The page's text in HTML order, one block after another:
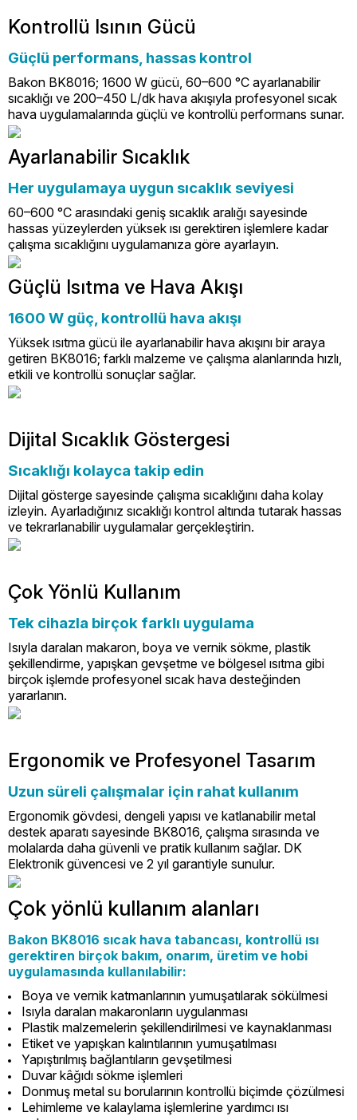
Kontrollü Isının Gücü
Güçlü performans, hassas kontrol
Bakon BK8016; 1600 W gücü, 60–600 °C ayarlanabilir
sıcaklığı ve 200–450 L/dk hava akışıyla profesyonel sıcak
hava uygulamalarında güçlü ve kontrollü performans sunar.
Ayarlanabilir Sıcaklık
Her uygulamaya uygun sıcaklık seviyesi
60–600 °C arasındaki geniş sıcaklık aralığı sayesinde
hassas yüzeylerden yüksek ısı gerektiren işlemlere kadar
çalışma sıcaklığını uygulamanıza göre ayarlayın.
Güçlü Isıtma ve Hava Akışı
1600 W güç, kontrollü hava akışı
Yüksek ısıtma gücü ile ayarlanabilir hava akışını bir araya
getiren BK8016; farklı malzeme ve çalışma alanlarında hızlı,
etkili ve kontrollü sonuçlar sağlar.
Dijital Sıcaklık Göstergesi
Sıcaklığı kolayca takip edin
Dijital gösterge sayesinde çalışma sıcaklığını daha kolay
izleyin. Ayarladığınız sıcaklığı kontrol altında tutarak hassas
ve tekrarlanabilir uygulamalar gerçekleştirin.
Çok Yönlü Kullanım
Tek cihazla birçok farklı uygulama
Isıyla daralan makaron, boya ve vernik sökme, plastik
şekillendirme, yapışkan gevşetme ve bölgesel ısıtma gibi
birçok işlemde profesyonel sıcak hava desteğinden
yararlanın.
Ergonomik ve Profesyonel Tasarım
Uzun süreli çalışmalar için rahat kullanım
Ergonomik gövdesi, dengeli yapısı ve katlanabilir metal
destek aparatı sayesinde BK8016, çalışma sırasında ve
molalarda daha güvenli ve pratik kullanım sağlar. DK
Elektronik güvencesi ve 2 yıl garantiyle sunulur.
Çok yönlü kullanım alanları
Bakon BK8016 sıcak hava tabancası, kontrollü ısı
gerektiren birçok bakım, onarım, üretim ve hobi
uygulamasında kullanılabilir:
Boya ve vernik katmanlarının yumuşatılarak sökülmesi
Isıyla daralan makaronların uygulanması
Plastik malzemelerin şekillendirilmesi ve kaynaklanması
Etiket ve yapışkan kalıntılarının yumuşatılması
Yapıştırılmış bağlantıların gevşetilmesi
Duvar kâğıdı sökme işlemleri
Donmuş metal su borularının kontrollü biçimde çözülmesi
Lehimleme ve kalaylama işlemlerine yardımcı ısı